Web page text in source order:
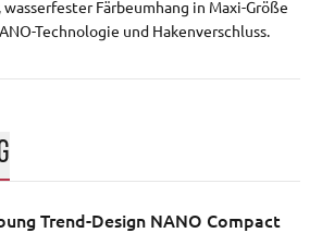
Färbeumhang in Maxi-Größe
Technologie und Hakenverschluss.
Trend-Design NANO Compact